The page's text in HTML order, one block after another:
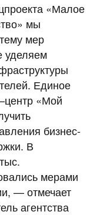
«Малое
мы
мер
уделяем
Единое
«Мой
бизнес-
В
мерами
— отмечает
агентства